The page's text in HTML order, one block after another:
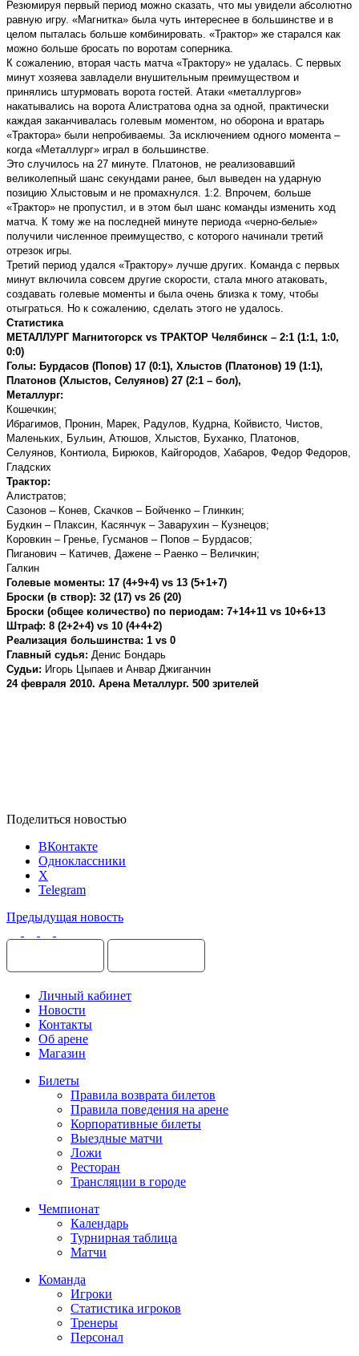
Резюмируя первый период можно сказать, что мы увидели абсолютно
равную игру. «Магнитка» была чуть интереснее в большинстве и в
целом пыталась больше комбинировать. «Трактор» же старался как
можно больше бросать по воротам соперника.
К сожалению, вторая часть матча «Трактору» не удалась. С первых
минут хозяева завладели внушительным преимуществом и
принялись штурмовать ворота гостей. Атаки «металлургов»
накатывались на ворота Алистратова одна за одной, практически
каждая заканчивалась голевым моментом, но оборона и вратарь
«Трактора» были непробиваемы. За исключением одного момента –
когда «Металлург» играл в большинстве.
Это случилось на 27 минуте. Платонов, не реализовавший
великолепный шанс секундами ранее, был выведен на ударную
позицию Хлыстовым и не промахнулся. 1:2. Впрочем, больше
«Трактор» не пропустил, и в этом был шанс команды изменить ход
матча. К тому же на последней минуте периода «черно-белые»
получили численное преимущество, с которого начинали третий
отрезок игры.
Третий период удался «Трактору» лучше других. Команда с первых
минут включила совсем другие скорости, стала много атаковать,
создавать голевые моменты и была очень близка к тому, чтобы
отыграться. Но к сожалению, сделать этого не удалось.
Статистика
МЕТАЛЛУРГ Магнитогорск vs ТРАКТОР Челябинск – 2:1 (1:1, 1:0,
0:0)
Голы: Бурдасов (Попов) 17 (0:1), Хлыстов (Платонов) 19 (1:1),
Платонов (Хлыстов, Селуянов) 27 (2:1 – бол),
Металлург:
Кошечкин;
Ибрагимов, Пронин, Марек, Радулов, Кудрна, Койвисто, Чистов,
Маленьких, Бульин, Атюшов, Хлыстов, Буханко, Платонов,
Селуянов, Контиола, Бирюков, Кайгородов, Хабаров, Федор Федоров,
Гладских
Трактор:
Алистратов;
Сазонов – Конев, Скачков – Бойченко – Глинкин;
Будкин – Плаксин, Касянчук – Заварухин – Кузнецов;
Коровкин – Гренье, Гусманов – Попов – Бурдасов;
Пиганович – Катичев, Дажене – Раенко – Величкин;
Галкин
Голевые моменты: 17 (4+9+4) vs 13 (5+1+7)
Броски (в створ): 32 (17) vs 26 (20)
Броски (общее количество) по периодам: 7+14+11 vs 10+6+13
Штраф: 8 (2+2+4) vs 10 (4+4+2)
Реализация большинства: 1 vs 0
Главный судья: Денис Бондарь
Судьи: Игорь Цыпаев и Анвар Джиганчин
24 февраля 2010. Арена Металлург. 500 зрителей
Поделиться новостью
ВКонтакте
Одноклассники
X
Telegram
Предыдущая новость
Личный кабинет
Новости
Контакты
Об арене
Магазин
Билеты
Правила возврата билетов
Правила поведения на арене
Корпоративные билеты
Выездные матчи
Ложи
Ресторан
Трансляции в городе
Чемпионат
Календарь
Турнирная таблица
Матчи
Команда
Игроки
Статистика игроков
Тренеры
Персонал